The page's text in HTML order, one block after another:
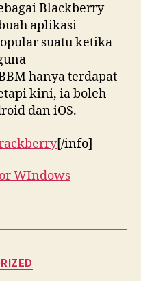
Blackberry
aplikasi
suatu ketika
hanya terdapat
kini, ia boleh
dan iOS.
[/info]
WIndows